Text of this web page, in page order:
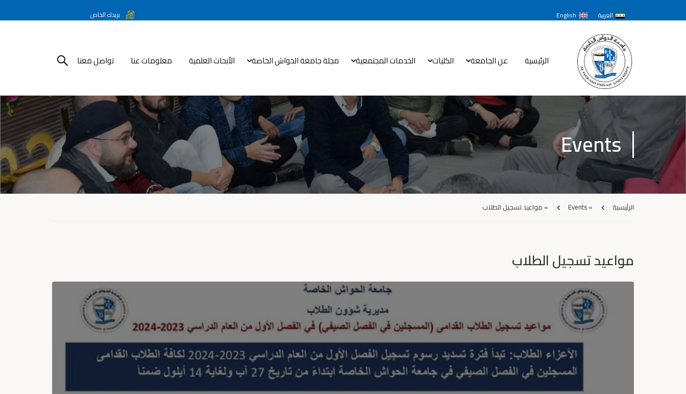
العربية English بريدك الخاص
الرئيسية عن الجامعة الكليات الخدمات المجتمعية مجلة جامعة الحواش الخاصة الأبحاث العلمية معلومات عنا تواصل معنا
Events
الرئيسية »
Events
» مواعيد تسجيل الطلاب
مواعيد تسجيل الطلاب